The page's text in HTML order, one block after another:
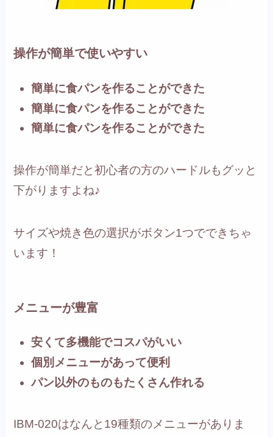
操作が簡単で使いやすい
簡単に食パンを作ることができた
簡単に食パンを作ることができた
簡単に食パンを作ることができた
操作が簡単だと初心者の方のハードルもグッと
下がりますよね♪
サイズや焼き色の選択がボタン1つでできちゃ
います！
メニューが豊富
安くて多機能でコスパがいい
個別メニューがあって便利
パン以外のものもたくさん作れる
IBM-020はなんと19種類のメニューがありま